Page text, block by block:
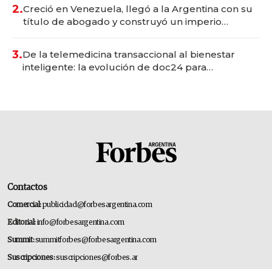
2.Creció en Venezuela, llegó a la Argentina con su
título de abogado y construyó un imperio
3.De la telemedicina transaccional al bienestar
inteligente: la evolución de doc24 para
Contactos
Comercial:publicidad@forbesargentina.com
Editorial:info@forbesargentina.com
Summit:summitforbes@forbesargentina.com
Suscripciones:suscripciones@forbes.ar